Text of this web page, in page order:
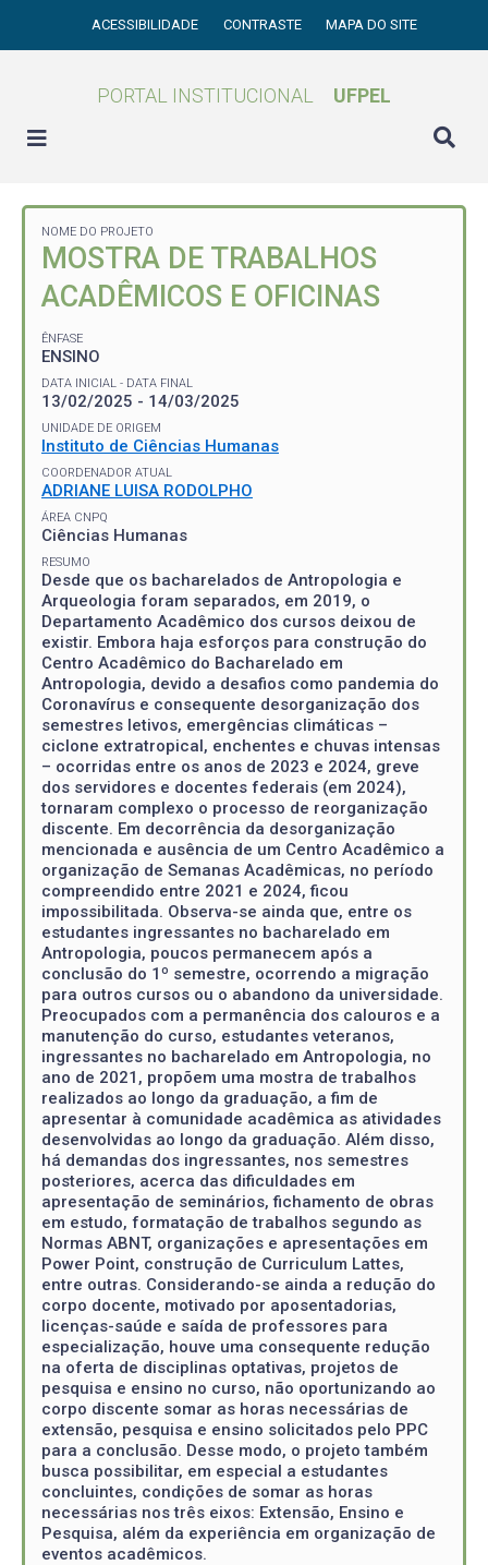
ACESSIBILIDADE CONTRASTE MAPA DO SITE
PORTAL INSTITUCIONAL UFPEL
NOME DO PROJETO
MOSTRA DE TRABALHOS
ACADÊMICOS E OFICINAS
ÊNFASE
ENSINO
DATA INICIAL - DATA FINAL
13/02/2025 - 14/03/2025
UNIDADE DE ORIGEM
Instituto de Ciências Humanas
COORDENADOR ATUAL
ADRIANE LUISA RODOLPHO
ÁREA CNPQ
Ciências Humanas
RESUMO
Desde que os bacharelados de Antropologia e
Arqueologia foram separados, em 2019, o
Departamento Acadêmico dos cursos deixou de
existir. Embora haja esforços para construção do
Centro Acadêmico do Bacharelado em
Antropologia, devido a desafios como pandemia do
Coronavírus e consequente desorganização dos
semestres letivos, emergências climáticas –
ciclone extratropical, enchentes e chuvas intensas
– ocorridas entre os anos de 2023 e 2024, greve
dos servidores e docentes federais (em 2024),
tornaram complexo o processo de reorganização
discente. Em decorrência da desorganização
mencionada e ausência de um Centro Acadêmico a
organização de Semanas Acadêmicas, no período
compreendido entre 2021 e 2024, ficou
impossibilitada. Observa-se ainda que, entre os
estudantes ingressantes no bacharelado em
Antropologia, poucos permanecem após a
conclusão do 1º semestre, ocorrendo a migração
para outros cursos ou o abandono da universidade.
Preocupados com a permanência dos calouros e a
manutenção do curso, estudantes veteranos,
ingressantes no bacharelado em Antropologia, no
ano de 2021, propõem uma mostra de trabalhos
realizados ao longo da graduação, a fim de
apresentar à comunidade acadêmica as atividades
desenvolvidas ao longo da graduação. Além disso,
há demandas dos ingressantes, nos semestres
posteriores, acerca das dificuldades em
apresentação de seminários, fichamento de obras
em estudo, formatação de trabalhos segundo as
Normas ABNT, organizações e apresentações em
Power Point, construção de Curriculum Lattes,
entre outras. Considerando-se ainda a redução do
corpo docente, motivado por aposentadorias,
licenças-saúde e saída de professores para
especialização, houve uma consequente redução
na oferta de disciplinas optativas, projetos de
pesquisa e ensino no curso, não oportunizando ao
corpo discente somar as horas necessárias de
extensão, pesquisa e ensino solicitados pelo PPC
para a conclusão. Desse modo, o projeto também
busca possibilitar, em especial a estudantes
concluintes, condições de somar as horas
necessárias nos três eixos: Extensão, Ensino e
Pesquisa, além da experiência em organização de
eventos acadêmicos.